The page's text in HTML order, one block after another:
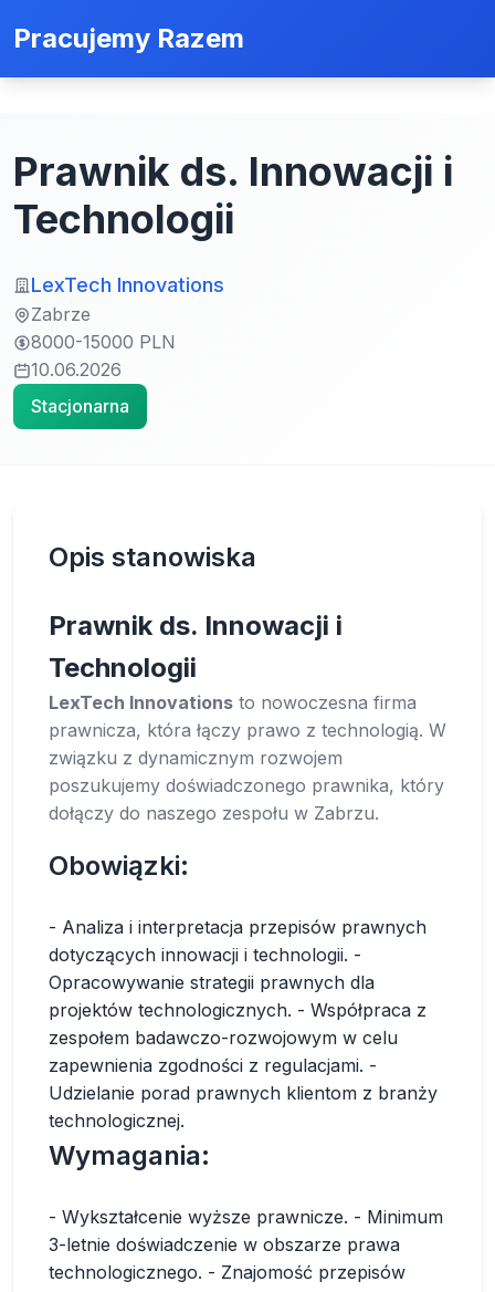
Pracujemy Razem
Prawnik ds. Innowacji i
Technologii
LexTech Innovations
Zabrze
8000-15000 PLN
10.06.2026
Stacjonarna
Opis stanowiska
Prawnik ds. Innowacji i
Technologii
LexTech Innovations to nowoczesna firma
prawnicza, która łączy prawo z technologią. W
związku z dynamicznym rozwojem
poszukujemy doświadczonego prawnika, który
dołączy do naszego zespołu w Zabrzu.
Obowiązki:
- Analiza i interpretacja przepisów prawnych
dotyczących innowacji i technologii. -
Opracowywanie strategii prawnych dla
projektów technologicznych. - Współpraca z
zespołem badawczo-rozwojowym w celu
zapewnienia zgodności z regulacjami. -
Udzielanie porad prawnych klientom z branży
technologicznej.
Wymagania:
- Wykształcenie wyższe prawnicze. - Minimum
3-letnie doświadczenie w obszarze prawa
technologicznego. - Znajomość przepisów